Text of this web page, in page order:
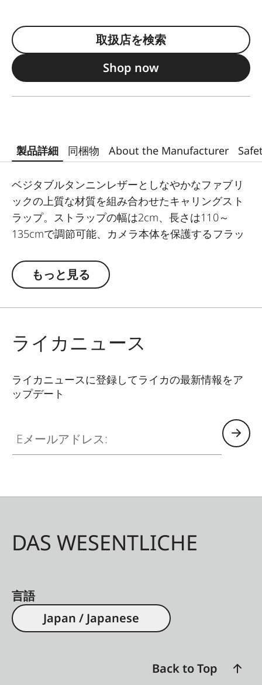
取扱店を検索
Shop now
製品詳細 同梱物 About the Manufacturer
ベジタブルタンニンレザーとしなやかなファブリ
ックの上質な材質を組み合わせたキャリングスト
ラップ。ストラップの幅は2cm、長さは110～
135cmで調節可能、カメラ本体を保護するフラッ
もっと見る
ライカニュース
ライカニュースに登録してライカの最新情報をア
ップデート
DAS WESENTLICHE
言語
Japan / Japanese
Back to Top